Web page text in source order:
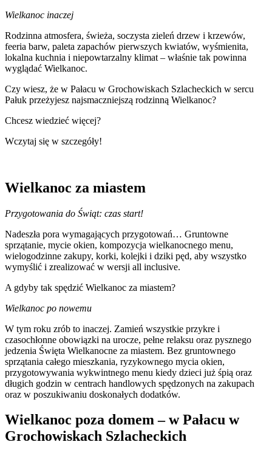
Wielkanoc inaczej
Rodzinna atmosfera, świeża, soczysta zieleń drzew i krzewów,
feeria barw, paleta zapachów pierwszych kwiatów, wyśmienita,
lokalna kuchnia i niepowtarzalny klimat – właśnie tak powinna
wyglądać Wielkanoc.
Czy wiesz, że w Pałacu w Grochowiskach Szlacheckich w sercu
Pałuk przeżyjesz najsmaczniejszą rodzinną Wielkanoc?
Chcesz wiedzieć więcej?
Wczytaj się w szczegóły!
Wielkanoc za miastem
Przygotowania do Świąt: czas start!
Nadeszła pora wymagających przygotowań… Gruntowne
sprzątanie, mycie okien, kompozycja wielkanocnego menu,
wielogodzinne zakupy, korki, kolejki i dziki pęd, aby wszystko
wymyślić i zrealizować w wersji all inclusive.
A gdyby tak spędzić Wielkanoc za miastem?
Wielkanoc po nowemu
W tym roku zrób to inaczej. Zamień wszystkie przykre i
czasochłonne obowiązki na urocze, pełne relaksu oraz pysznego
jedzenia Święta Wielkanocne za miastem. Bez gruntownego
sprzątania całego mieszkania, ryzykownego mycia okien,
przygotowywania wykwintnego menu kiedy dzieci już śpią oraz
długich godzin w centrach handlowych spędzonych na zakupach
oraz w poszukiwaniu doskonałych dodatków.
Wielkanoc poza domem – w Pałacu w
Grochowiskach Szlacheckich